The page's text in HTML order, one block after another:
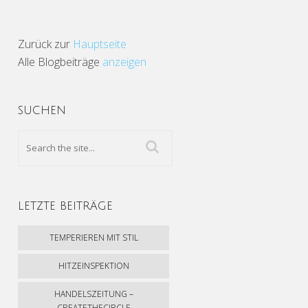
Zurück zur Hauptseite
Alle Blogbeiträge anzeigen
SUCHEN
LETZTE BEITRÄGE
TEMPERIEREN MIT STIL
HITZEINSPEKTION
HANDELSZEITUNG –